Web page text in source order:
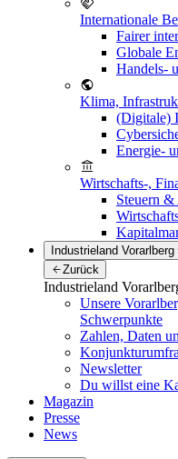
Internationale
Fairer
Globale
Handels-
Klima,
(Digitale)
Energie-
Wirtschafts-,
Steuern &
Industrieland Vorarlberg
Zurück
Industrieland
Unsere
Schwerpunkte
Zahlen, Daten
Newsletter
Du willst eine
Magazin
Presse
News